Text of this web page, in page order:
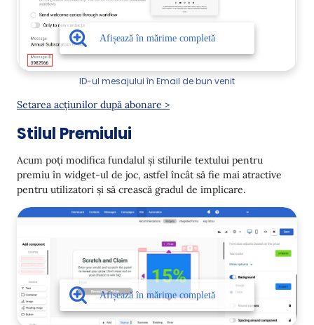
ID-ul mesajului în Email de bun venit
Setarea acțiunilor după abonare >
Stilul Premiului
Acum poți modifica fundalul și stilurile textului pentru
premiu în widget-ul de joc, astfel încât să fie mai atractive
pentru utilizatori și să crească gradul de implicare.